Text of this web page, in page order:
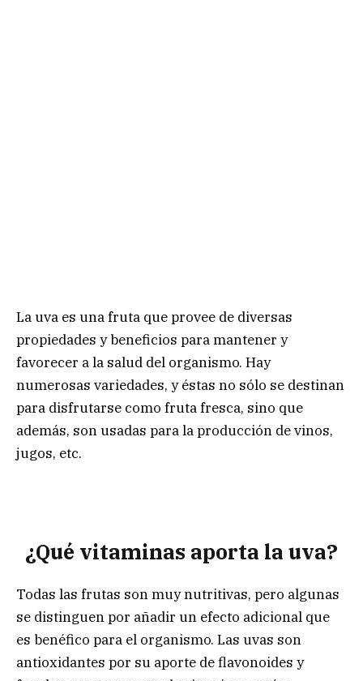
La uva es una fruta que provee de diversas
propiedades y beneficios para mantener y
favorecer a la salud del organismo. Hay
numerosas variedades, y éstas no sólo se destinan
para disfrutarse como fruta fresca, sino que
además, son usadas para la producción de vinos,
jugos, etc.
¿Qué vitaminas aporta la uva?
Todas las frutas son muy nutritivas, pero algunas
se distinguen por añadir un efecto adicional que
es benéfico para el organismo. Las uvas son
antioxidantes por su aporte de flavonoides y